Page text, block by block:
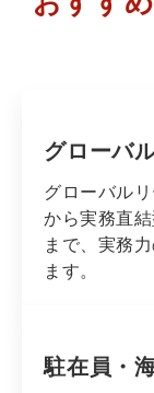
グローバ
グローバル
から実務直
まで、実務
ます。
駐在員・